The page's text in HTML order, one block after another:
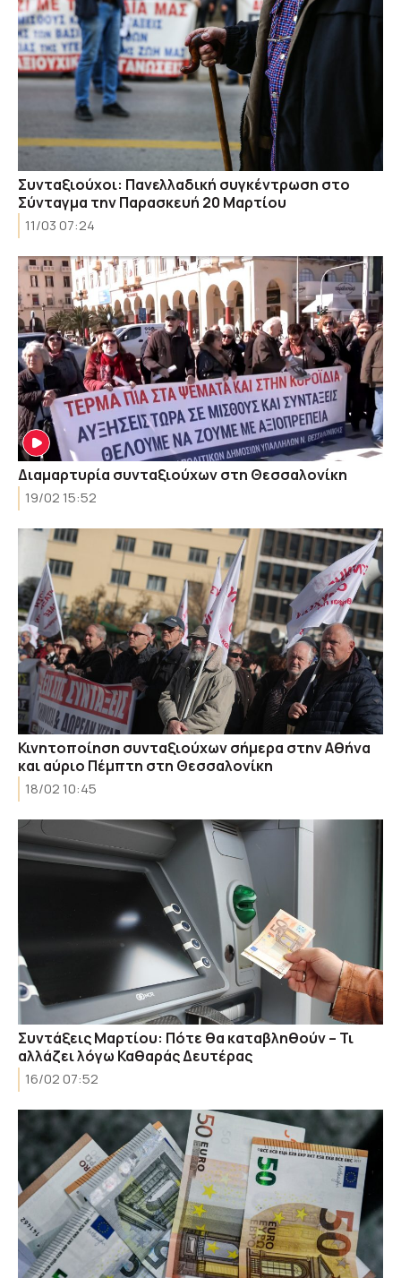
Συνταξιούχοι: Πανελλαδική συγκέντρωση στο
Σύνταγμα την Παρασκευή 20 Μαρτίου
11/03 07:24
Διαμαρτυρία συνταξιούχων στη Θεσσαλονίκη
19/02 15:52
Κινητοποίηση συνταξιούχων σήμερα στην Αθήνα
και αύριο Πέμπτη στη Θεσσαλονίκη
18/02 10:45
Συντάξεις Μαρτίου: Πότε θα καταβληθούν – Τι
αλλάζει λόγω Καθαράς Δευτέρας
16/02 07:52